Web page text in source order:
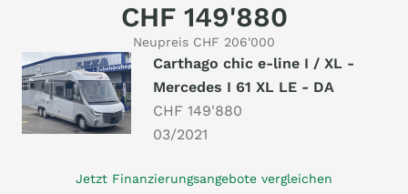
CHF 149'880
Neupreis CHF 206'000
Carthago chic e-line I / XL -
Mercedes I 61 XL LE - DA
CHF 149'880
03/2021
Jetzt Finanzierungsangebote vergleichen